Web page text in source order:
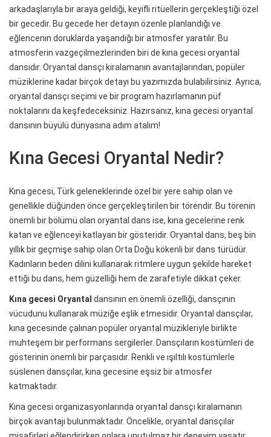
arkadaşlarıyla bir araya geldiği, keyifli ritüellerin gerçekleştiği özel
bir gecedir. Bu gecede her detayın özenle planlandığı ve
eğlencenin doruklarda yaşandığı bir atmosfer yaratılır. Bu
atmosferin vazgeçilmezlerinden biri de kına gecesi oryantal
dansıdır. Oryantal dansçı kiralamanın avantajlarından, popüler
müziklerine kadar birçok detayı bu yazımızda bulabilirsiniz. Ayrıca,
oryantal dansçı seçimi ve bir program hazırlamanın püf
noktalarını da keşfedeceksiniz. Hazırsanız, kına gecesi oryantal
dansının büyülü dünyasına adım atalım!
Kına Gecesi Oryantal Nedir?
Kına gecesi, Türk geleneklerinde özel bir yere sahip olan ve
genellikle düğünden önce gerçekleştirilen bir törendir. Bu törenin
önemli bir bölümü olan oryantal dans ise, kına gecelerine renk
katan ve eğlenceyi katlayan bir gösteridir. Oryantal dans, beş bin
yıllık bir geçmişe sahip olan Orta Doğu kökenli bir dans türüdür.
Kadınların beden dilini kullanarak ritmlere uygun şekilde hareket
ettiği bu dans, hem güzelliği hem de zarafetiyle dikkat çeker.
Kına gecesi Oryantal dansının en önemli özelliği, dansçının
vücudunu kullanarak müziğe eşlik etmesidir. Oryantal dansçılar,
kına gecesinde çalınan popüler oryantal müzikleriyle birlikte
muhteşem bir performans sergilerler. Dansçıların kostümleri de
gösterinin önemli bir parçasıdır. Renkli ve ışıltılı kostümlerle
süslenen dansçılar, kına gecesine eşsiz bir atmosfer
katmaktadır.
Kına gecesi organizasyonlarında oryantal dansçı kiralamanın
birçok avantajı bulunmaktadır. Öncelikle, oryantal dansçılar